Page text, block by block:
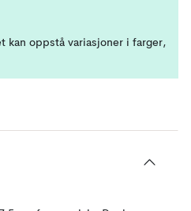
kan oppstå variasjoner i farger,